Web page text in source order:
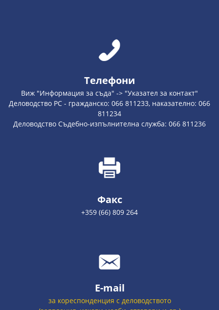
Телефони
Виж "Информация за съда" -> "Указател за контакт"
Деловодство РС - гражданско: 066 811233, наказателно: 066
811234
Деловодство Съдебно-изпълнителна служба: 066 811236
Факс
+359 (66) 809 264
E-mail
за кореспонденция с деловодството